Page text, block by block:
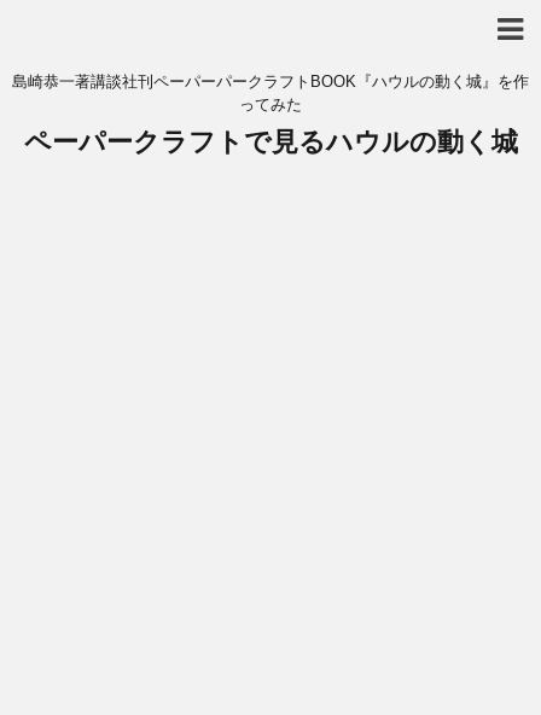
島崎恭一著講談社刊ペーパーパークラフトBOOK『ハウルの動く城』を作
ってみた
ペーパークラフトで見るハウルの動く城